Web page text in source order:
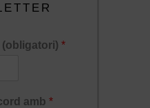
(obligatori) *
amb *